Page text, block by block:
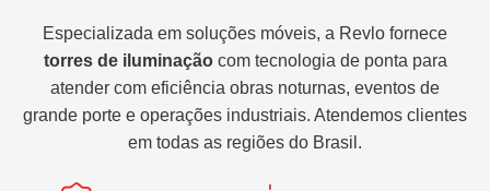
Especializada em soluções móveis, a Revlo fornece
torres de iluminaçãocom tecnologia de ponta para
atender com eficiência obras noturnas, eventos de
grande porte e operações industriais. Atendemos clientes
em todas as regiões do Brasil.